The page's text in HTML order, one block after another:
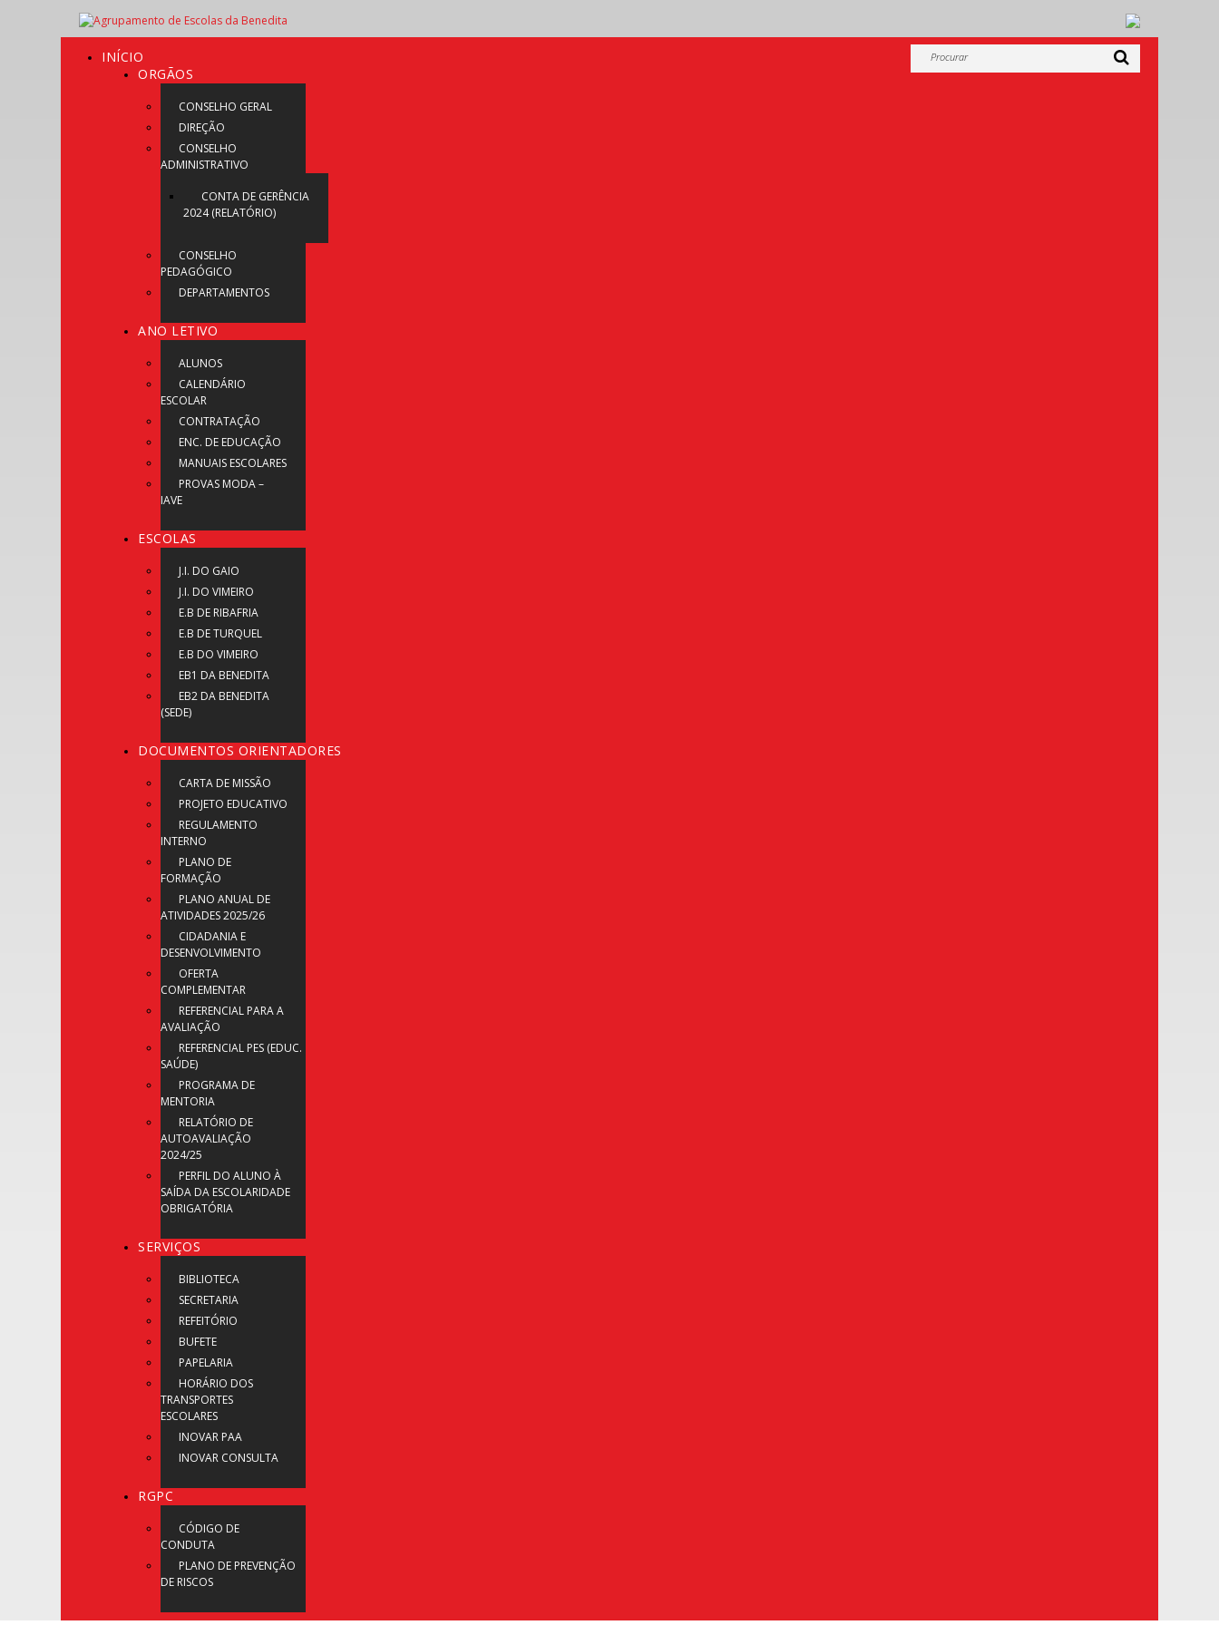
INÍCIO
ORGÃOS
CONSELHO GERAL
DIREÇÃO
CONSELHO
ADMINISTRATIVO
CONTA DE GERÊNCIA
2024 (RELATÓRIO)
CONSELHO
PEDAGÓGICO
DEPARTAMENTOS
ANO LETIVO
ALUNOS
CALENDÁRIO
ESCOLAR
CONTRATAÇÃO
ENC. DE EDUCAÇÃO
MANUAIS ESCOLARES
PROVAS MODA –
IAVE
ESCOLAS
J.I. DO GAIO
J.I. DO VIMEIRO
E.B DE RIBAFRIA
E.B DE TURQUEL
E.B DO VIMEIRO
EB1 DA BENEDITA
EB2 DA BENEDITA
(SEDE)
DOCUMENTOS ORIENTADORES
CARTA DE MISSÃO
PROJETO EDUCATIVO
REGULAMENTO
INTERNO
PLANO DE
FORMAÇÃO
PLANO ANUAL DE
ATIVIDADES 2025/26
CIDADANIA E
DESENVOLVIMENTO
OFERTA
COMPLEMENTAR
REFERENCIAL PARA A
AVALIAÇÃO
REFERENCIAL PES (EDUC.
SAÚDE)
PROGRAMA DE
MENTORIA
RELATÓRIO DE
AUTOAVALIAÇÃO
2024/25
PERFIL DO ALUNO À
SAÍDA DA ESCOLARIDADE
OBRIGATÓRIA
SERVIÇOS
BIBLIOTECA
SECRETARIA
REFEITÓRIO
BUFETE
PAPELARIA
HORÁRIO DOS
TRANSPORTES
ESCOLARES
INOVAR PAA
INOVAR CONSULTA
RGPC
CÓDIGO DE
CONDUTA
PLANO DE PREVENÇÃO
DE RISCOS